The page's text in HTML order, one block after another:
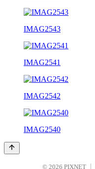
IMAG2543
IMAG2541
IMAG2542
IMAG2540
© 2026 PIXNET